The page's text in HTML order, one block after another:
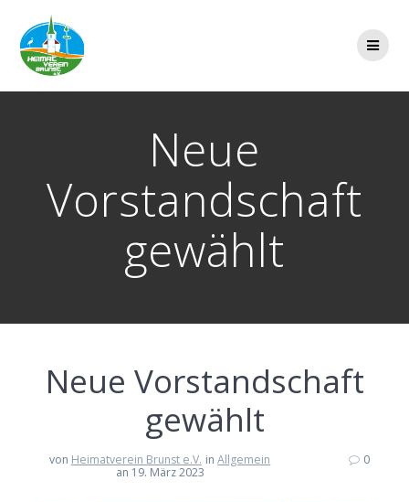
Neue
Vorstandschaft
gewählt
Neue Vorstandschaft
gewählt
von Heimatverein Brunst e.V. inAllgemein
an 19. März 2023
0